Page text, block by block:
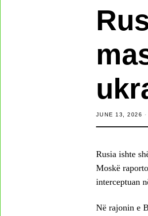
JUNE 13, 2026
Rusia ishte
Moskë
interceptuan
Në rajonin e